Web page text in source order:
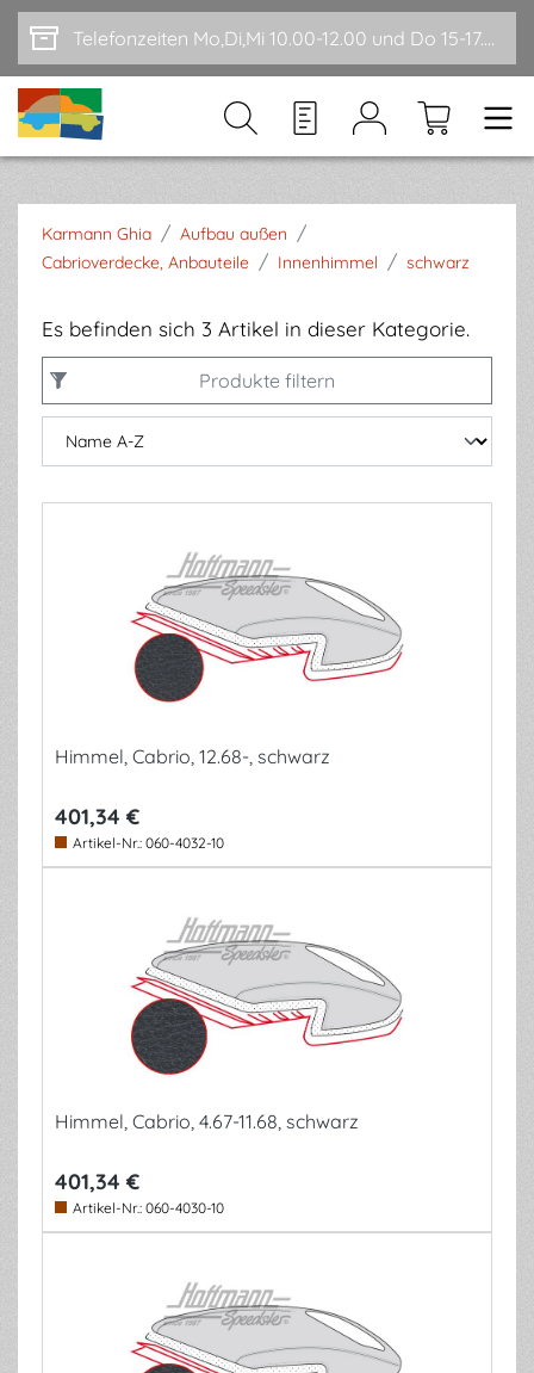
Zum Hauptinhalt springen Telefonzeiten Mo,Di,Mi 10.00-12.00 und Do 15-17.00
Karmann Ghia / Aufbau außen /
Cabrioverdecke, Anbauteile / Innenhimmel / schwarz
Es befinden sich 3 Artikel in dieser Kategorie.
Produkte filtern
Himmel, Cabrio, 12.68-, schwarz
401,34 €
Artikel-Nr.: 060-4032-10
Himmel, Cabrio, 4.67-11.68, schwarz
401,34 €
Artikel-Nr.: 060-4030-10